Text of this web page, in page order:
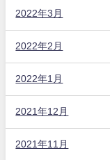
2022年3月
2022年2月
2022年1月
2021年12月
2021年11月